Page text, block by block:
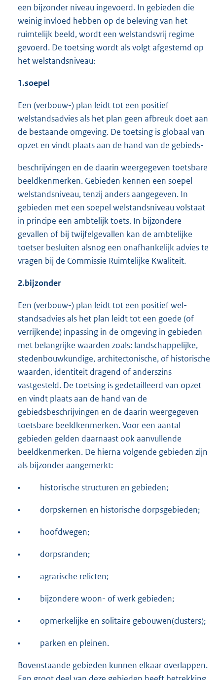
een bijzonder niveau ingevoerd. In gebieden die
weinig invloed hebben op de beleving van het
ruimtelijk beeld, wordt een welstandsvrij regime
gevoerd. De toetsing wordt als volgt afgestemd op
het welstandsniveau:
1.soepel
Een (verbouw-) plan leidt tot een positief
welstandsadvies als het plan geen afbreuk doet aan
de bestaande omgeving. De toetsing is globaal van
opzet en vindt plaats aan de hand van de gebieds-
beschrijvingen en de daarin weergegeven toetsbare
beeldkenmerken. Gebieden kennen een soepel
welstandsniveau, tenzij anders aangegeven. In
gebieden met een soepel welstandsniveau volstaat
in principe een ambtelijk toets. In bijzondere
gevallen of bij twijfelgevallen kan de ambtelijke
toetser besluiten alsnog een onafhankelijk advies te
vragen bij de Commissie Ruimtelijke Kwaliteit.
2.bijzonder
Een (verbouw-) plan leidt tot een positief wel-
standsadvies als het plan leidt tot een goede (of
verrijkende) inpassing in de omgeving in gebieden
met belangrijke waarden zoals: landschappelijke,
stedenbouwkundige, architectonische, of historische
waarden, identiteit dragend of anderszins
vastgesteld. De toetsing is gedetailleerd van opzet
en vindt plaats aan de hand van de
gebiedsbeschrijvingen en de daarin weergegeven
toetsbare beeldkenmerken. Voor een aantal
gebieden gelden daarnaast ook aanvullende
beeldkenmerken. De hierna volgende gebieden zijn
als bijzonder aangemerkt:
• historische structuren en gebieden;
• dorpskernen en historische dorpsgebieden;
• hoofdwegen;
• dorpsranden;
• agrarische relicten;
• bijzondere woon- of werk gebieden;
• opmerkelijke en solitaire gebouwen(clusters);
• parken en pleinen.
Bovenstaande gebieden kunnen elkaar overlappen.